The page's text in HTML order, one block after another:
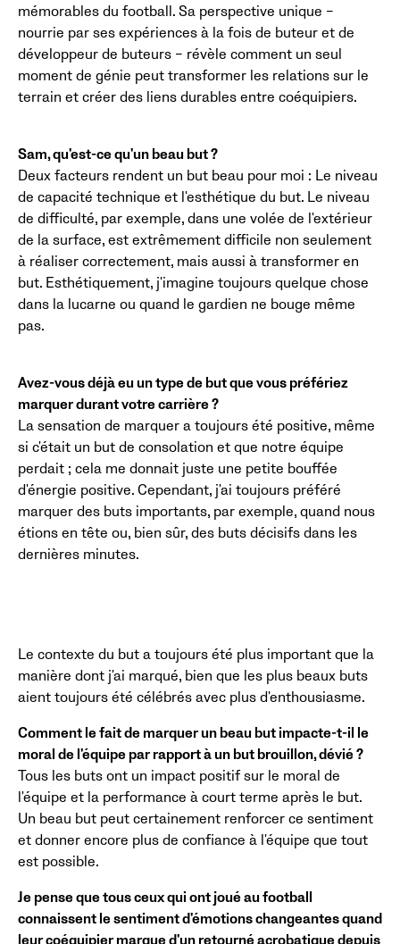
mémorables du football. Sa perspective unique –
nourrie par ses expériences à la fois de buteur et de
développeur de buteurs – révèle comment un seul
moment de génie peut transformer les relations sur le
terrain et créer des liens durables entre coéquipiers.
Sam, qu'est-ce qu'un beau but ?
Deux facteurs rendent un but beau pour moi : Le niveau
de capacité technique et l'esthétique du but. Le niveau
de difficulté, par exemple, dans une volée de l'extérieur
de la surface, est extrêmement difficile non seulement
à réaliser correctement, mais aussi à transformer en
but. Esthétiquement, j'imagine toujours quelque chose
dans la lucarne ou quand le gardien ne bouge même
pas.
Avez-vous déjà eu un type de but que vous préfériez
marquer durant votre carrière ?
La sensation de marquer a toujours été positive, même
si c'était un but de consolation et que notre équipe
perdait ; cela me donnait juste une petite bouffée
d'énergie positive. Cependant, j'ai toujours préféré
marquer des buts importants, par exemple, quand nous
étions en tête ou, bien sûr, des buts décisifs dans les
dernières minutes.
Le contexte du but a toujours été plus important que la
manière dont j'ai marqué, bien que les plus beaux buts
aient toujours été célébrés avec plus d'enthousiasme.
Comment le fait de marquer un beau but impacte-t-il le
moral de l'équipe par rapport à un but brouillon, dévié ?
Tous les buts ont un impact positif sur le moral de
l'équipe et la performance à court terme après le but.
Un beau but peut certainement renforcer ce sentiment
et donner encore plus de confiance à l'équipe que tout
est possible.
Je pense que tous ceux qui ont joué au football
connaissent le sentiment d'émotions changeantes quand
leur coéquipier marque d'un retourné acrobatique depuis